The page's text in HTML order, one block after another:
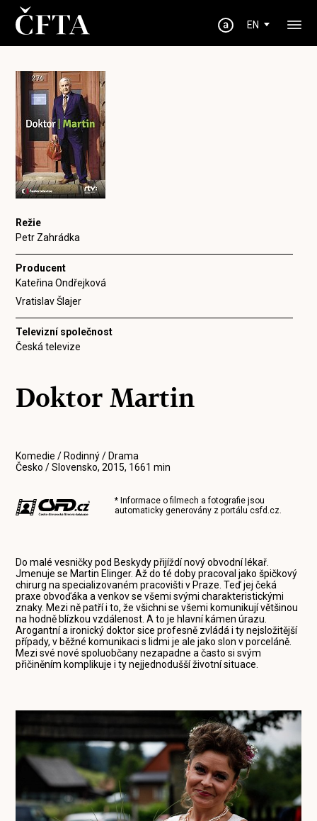
EN
Režie
Petr Zahrádka
Producent
Kateřina Ondřejková
Vratislav Šlajer
Televizní společnost
Česká televize
Doktor Martin
Komedie / Rodinný / Drama
Česko / Slovensko, 2015, 1661 min
* Informace o filmech a fotografie jsou
automaticky generovány z portálucsfd.cz.
Do malé vesničky pod Beskydy přijíždí nový obvodní lékař.
Jmenuje se Martin Elinger. Až do té doby pracoval jako špičkový
chirurg na specializovaném pracovišti v Praze. Teď jej čeká
praxe obvoďáka a venkov se všemi svými charakteristickými
znaky. Mezi ně patří i to, že všichni se všemi komunikují většinou
na hodně blízkou vzdálenost. A to je hlavní kámen úrazu.
Arogantní a ironický doktor sice profesně zvládá i ty nejsložitější
případy, v běžné komunikaci s lidmi je ale jako slon v porceláně.
Mezi své nové spoluobčany nezapadne a často si svým
přičiněním komplikuje i ty nejjednodušší životní situace.